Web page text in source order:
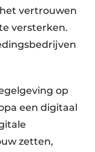
vertrouwen
versterken.
op
een digitaal
zetten,